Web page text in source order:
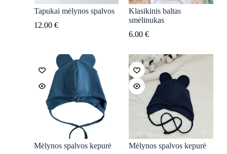
Tapukai mėlynos spalvos
12.00 €
Klasikinis baltas
smėlinukas
6.00 €
Mėlynos spalvos kepurė
Mėlynos spalvos kepurė